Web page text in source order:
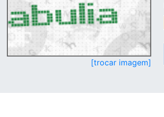
[trocar imagem]